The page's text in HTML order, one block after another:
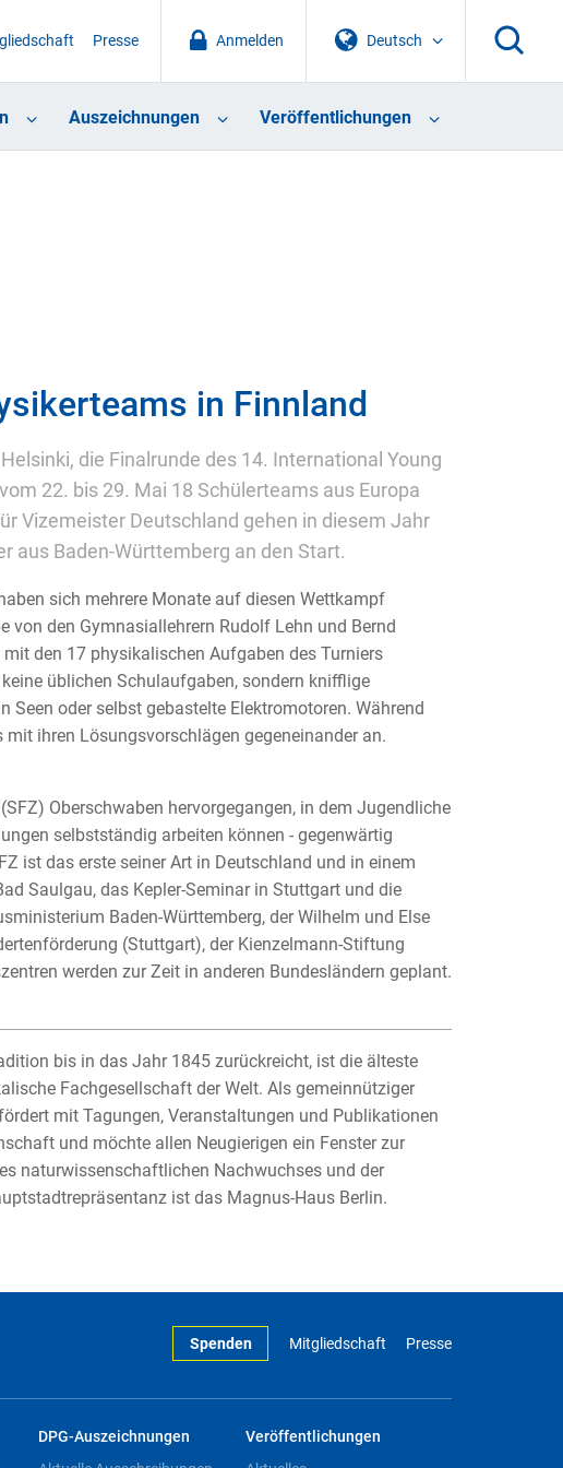
Deutsch
Anmelden
Presse
Auszeichnungen Veröffentlichungen
in Finnland
die Finalrunde des 14. International Young
22. bis 29. Mai 18 Schülerteams aus Europa
Vizemeister Deutschland gehen in diesem Jahr
aus Baden-Württemberg an den Start.
sich mehrere Monate auf diesen Wettkampf
von den Gymnasiallehrern Rudolf Lehn und Bernd
den 17 physikalischen Aufgaben des Turniers
üblichen Schulaufgaben, sondern knifflige
Seen oder selbst gebastelte Elektromotoren. Während
ihren Lösungsvorschlägen gegeneinander an.
Oberschwaben hervorgegangen, in dem Jugendliche
selbstständig arbeiten können - gegenwärtig
ist das erste seiner Art in Deutschland und in einem
Saulgau, das Kepler-Seminar in Stuttgart und die
Baden-Württemberg, der Wilhelm und Else
(Stuttgart), der Kienzelmann-Stiftung
werden zur Zeit in anderen Bundesländern geplant.
bis in das Jahr 1845 zurückreicht, ist die älteste
Fachgesellschaft der Welt. Als gemeinnütziger
mit Tagungen, Veranstaltungen und Publikationen
und möchte allen Neugierigen ein Fenster zur
naturwissenschaftlichen Nachwuchses und der
ist das Magnus-Haus Berlin.
Spenden Mitgliedschaft Presse
DPG-Auszeichnungen Veröffentlichungen